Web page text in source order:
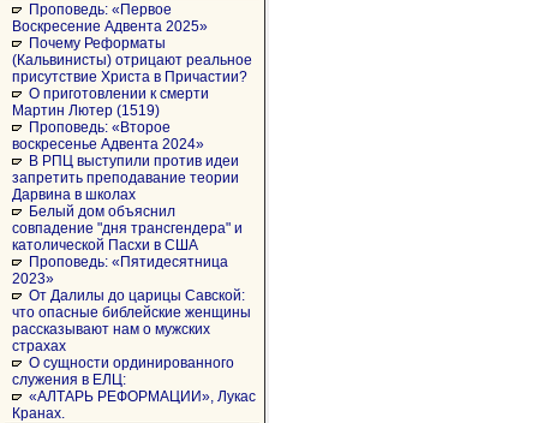
Проповедь: «Первое
Воскресение Адвента 2025»
Почему Реформаты
(Кальвинисты) отрицают реальное
присутствие Христа в Причастии?
О приготовлении к смерти
Мартин Лютер (1519)
Проповедь: «Второе
воскресенье Адвента 2024»
В РПЦ выступили против идеи
запретить преподавание теории
Дарвина в школах
Белый дом объяснил
совпадение "дня трансгендера" и
католической Пасхи в США
Проповедь: «Пятидесятница
2023»
От Далилы до царицы Савской:
что опасные библейские женщины
рассказывают нам о мужских
страхах
О сущности ординированного
служения в ЕЛЦ:
«АЛТАРЬ РЕФОРМАЦИИ», Лукас
Кранах.